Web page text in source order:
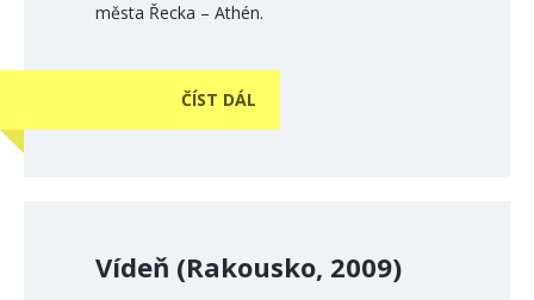
města Řecka – Athén.
ČÍST DÁL
Vídeň (Rakousko, 2009)